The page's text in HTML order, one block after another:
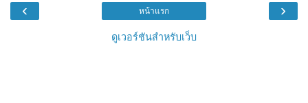
‹ ›
หน้าแรก
ดูเวอร์ชันสำหรับเว็บ